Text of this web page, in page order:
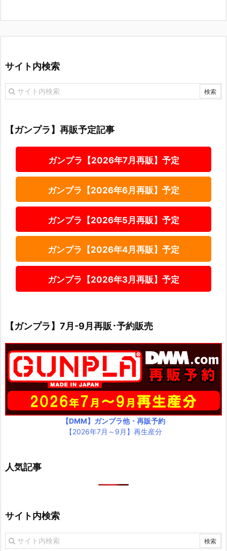
サイト内検索
【ガンプラ】再販予定記事
ガンプラ【2026年7月再販】予定
ガンプラ【2026年6月再販】予定
ガンプラ【2026年5月再販】予定
ガンプラ【2026年4月再販】予定
ガンプラ【2026年3月再販】予定
【ガンプラ】7月-9月再販･予約販売
【DMM】ガンプラ他・再販予約
【2026年7月～9月】再生産分
人気記事
サイト内検索